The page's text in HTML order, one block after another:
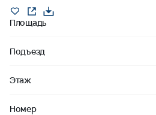
Площадь
Подъезд
Этаж
Номер